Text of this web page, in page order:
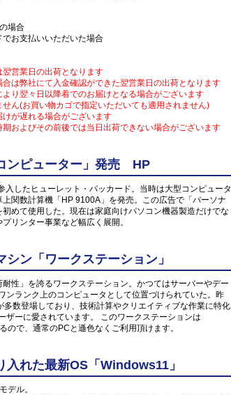
場合
でお支払いいただいた場合
営業日の出荷となります
は弊社にて入金確認ができた翌営業日の出荷となります
り翌々日以降着でのお届けとなる場合がございます
ん(お買い物カゴで指定いただいても適用されません)
が遅れる場合がございます
およびその前後では当日出荷できない場合がございます
ンピューター」発売 HP
入したヒューレット・パッカード。当時は大型コンピュータ
関数計算機「HP 9100A」を発売。この広告で「パーソナ
めて使用した。現在は家庭向けパソコン機器製造だけでな
リンター事業など幅広く展開。
ン「ワークステーション」
耐性」を誇るワークステーション。かつてはサーバーやデー
ンランク上のコンピュータとして位置づけられていた。昨
数登場しており、技術計算やクリエイティブな作業に特化
ザーに愛されています。 このワークステーションは
ので、通常のPCと遜色なくご利用頂けます。
れた最新OS「Windows11」
デル。